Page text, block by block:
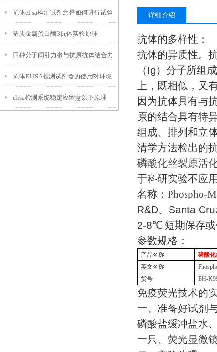
书
抗体elisa检测试剂盒是如何进行试验
的
基质金属蛋白酶3抗体实验原理
四种分子间引力参与抗原抗体结合力
陈述
抗体ELISA检测试剂盒的使用对环境
有一定的要求
elisa检测系统稳定应留意以下原理
详细介绍
抗体的多样性：
抗体的异质性。
（ Ig）分子所组
上，既相似，又
因为抗体具有与
原的结合具有特
组成、排列和立
清学方法检出的
磷酸化丝裂原活
于科研实验不应
名称： Phospho-
R&D、 Santa
2-8℃ 短期保存或
参数规格：
产品名称
磷酸化
英文名称
货号
BH-
免疫荧光技术的
一、准备好试剂
磷酸盐缓冲盐水
一只、荧光显微